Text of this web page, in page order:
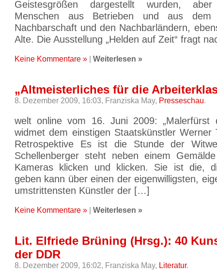
Geistesgrößen dargestellt wurden,
Menschen aus Betrieben und aus
Nachbarschaft und den Nachbarländern,
Alte. Die Ausstellung „Helden auf Zeit“ fragt
Keine Kommentare » Weiterlesen »
„Altmeisterliches für die
8. Dezember 2009, 16:03, Franziska May, Presseschau.
welt online vom 16. Juni 2009: „Malerfürst
widmet dem einstigen Staatskünstler Werner
Retrospektive Es ist die Stunde der
Schellenberger steht neben einem
Kameras klicken und klicken. Sie ist die,
geben kann über einen der eigenwilligsten,
umstrittensten Künstler der […]
Keine Kommentare » Weiterlesen »
Lit. Elfriede Brüning (Hrsg.): 40
der DDR
8. Dezember 2009, 16:02, Franziska May, Literatur.